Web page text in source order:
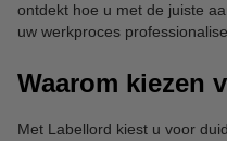
ontdekt hoe u met de juiste
uw werkproces
Waarom kiezen
Met Labellord kiest u voor